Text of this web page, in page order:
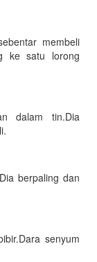
membeli
ke satu lorong
dalam tin.Dia
berpaling dan
senyum